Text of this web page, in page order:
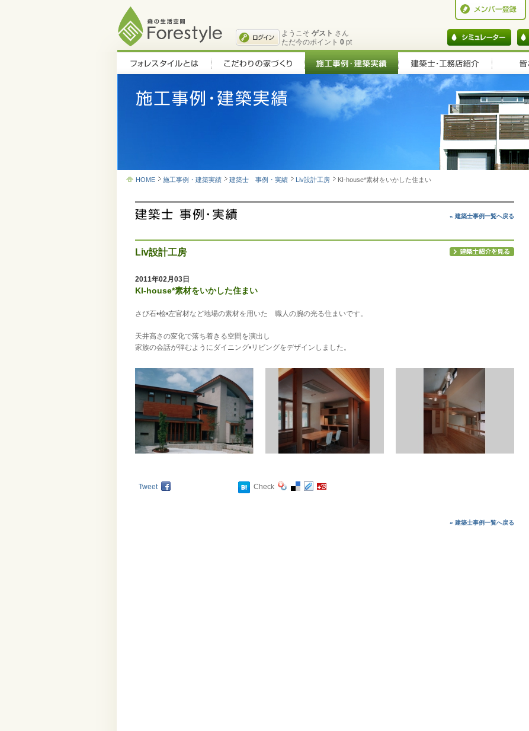
ようこそ ゲスト さん
ただ今のポイント 0 pt
HOME 施工事例・建築実績 建築士 事例・実績 Liv設計工房 KI-house*素材をいかした住まい
« 建築士事例一覧へ戻る
Liv設計工房
2011年02月03日
KI-house*素材をいかした住まい
さび石•桧•左官材など地場の素材を用いた 職人の腕の光る住まいです。
天井高さの変化で落ち着きる空間を演出し
家族の会話が弾むようにダイニング•リビングをデザインしました。
Tweet Check
« 建築士事例一覧へ戻る